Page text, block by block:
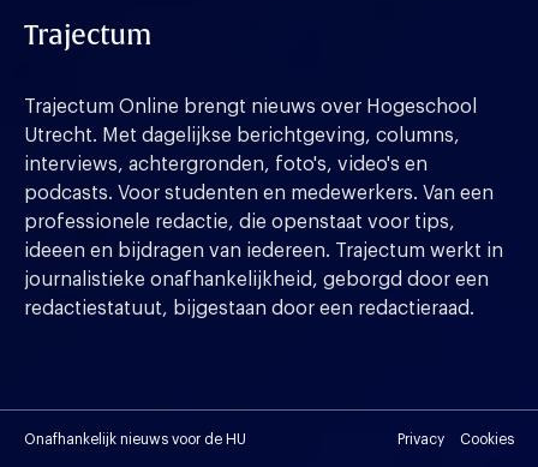
Trajectum
Trajectum Online brengt nieuws over Hogeschool
Utrecht. Met dagelijkse berichtgeving, columns,
interviews, achtergronden, foto's, video's en
podcasts. Voor studenten en medewerkers. Van een
professionele redactie, die openstaat voor tips,
ideeen en bijdragen van iedereen. Trajectum werkt in
journalistieke onafhankelijkheid, geborgd door een
redactiestatuut, bijgestaan door een redactieraad.
Onafhankelijk nieuws voor de HU Privacy Cookies